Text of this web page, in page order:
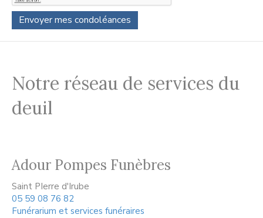
Notre réseau de services du
deuil
Adour Pompes Funèbres
Saint PIerre d'Irube
05 59 08 76 82
Funérarium et services funéraires